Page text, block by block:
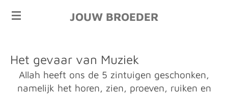
Ga
hoofdinhoud
JOUW BROEDER
Het gevaar van Muziek
Allah heeft ons de 5 zintuigen geschonken,
namelijk het horen, zien, proeven, ruiken en